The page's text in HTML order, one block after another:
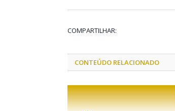
COMPARTILHAR:
CONTEÚDO RELACIONADO